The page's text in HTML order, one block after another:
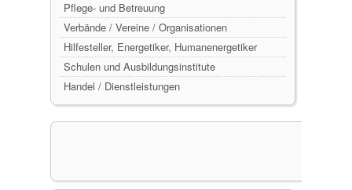
Pflege- und Betreuung
Verbände / Vereine / Organisationen
Hilfesteller, Energetiker, Humanenergetiker
Schulen und Ausbildungsinstitute
Handel / Dienstleistungen